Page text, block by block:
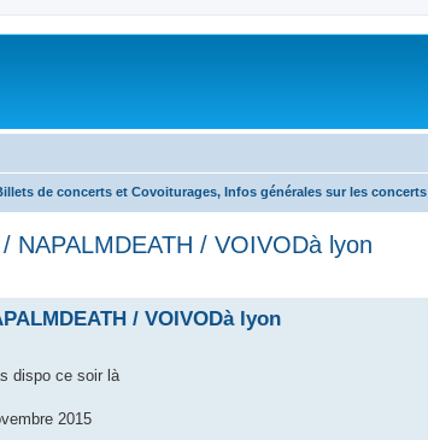
de concerts et Covoiturages, Infos générales sur les concerts
NAPALMDEATH / VOIVODà lyon
/ VOIVODà lyon
dispo ce soir là
2015